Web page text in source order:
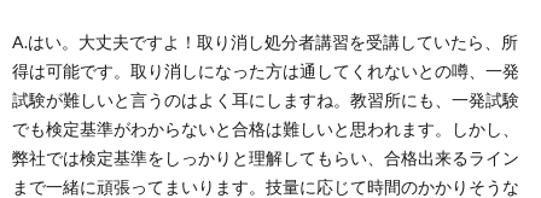
A.はい。大丈夫ですよ！取り消し処分者講習を受講していたら、所
得は可能です。取り消しになった方は通してくれないとの噂、一発
試験が難しいと言うのはよく耳にしますね。教習所にも、一発試験
でも検定基準がわからないと合格は難しいと思われます。しかし、
弊社では検定基準をしっかりと理解してもらい、合格出来るライン
まで一緒に頑張ってまいります。技量に応じて時間のかかりそうな